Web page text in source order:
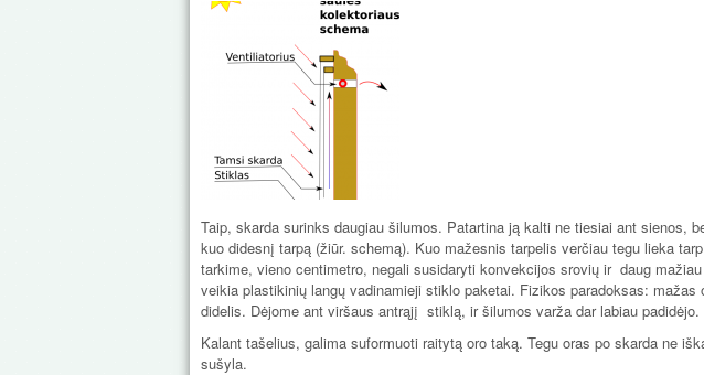
Taip, skarda surinks daugiau šilumos. Patartina ją kalti ne tiesiai ant sienos,
kuo didesnį tarpą (žiūr. schemą). Kuo mažesnis tarpelis verčiau tegu lieka
tarkime, vieno centimetro, negali susidaryti konvekcijos srovių ir daug
veikia plastikinių langų vadinamieji stiklo paketai. Fizikos paradoksas:
didelis. Dėjome ant viršaus antrąjį stiklą, ir šilumos varža dar labiau
Kalant tašelius, galima suformuoti raitytą oro taką. Tegu oras po skarda ne
sušyla.